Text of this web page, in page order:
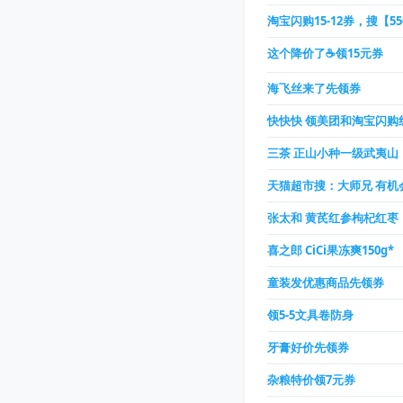
淘宝闪购15-12券，搜【
这个降价了☕领15元券
海飞丝来了先领券
快快快 领美团和淘宝闪购
三茶 正山小种一级武夷山
天猫超市搜：大师兄 有机
张太和 黄芪红参枸杞红枣
喜之郎 CiCi果冻爽150g*
童装发优惠商品先领券
领5-5文具卷防身
牙膏好价先领券
杂粮特价领7元券